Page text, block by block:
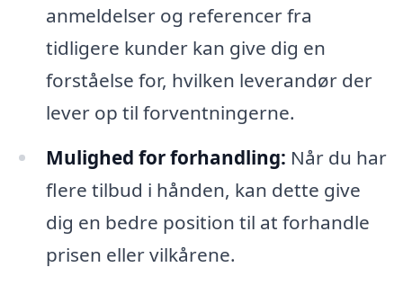
anmeldelser og referencer fra
tidligere kunder kan give dig en
forståelse for, hvilken leverandør der
lever op til forventningerne.
Mulighed for forhandling: Når du har
flere tilbud i hånden, kan dette give
dig en bedre position til at forhandle
prisen eller vilkårene.